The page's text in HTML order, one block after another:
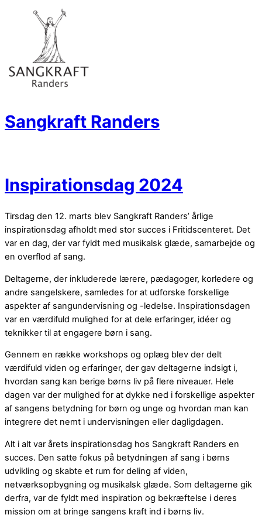
Sangkraft Randers
Inspirationsdag 2024
Tirsdag den 12. marts blev Sangkraft Randers’ årlige
inspirationsdag afholdt med stor succes i Fritidscenteret. Det
var en dag, der var fyldt med musikalsk glæde, samarbejde og
en overflod af sang.
Deltagerne, der inkluderede lærere, pædagoger, korledere og
andre sangelskere, samledes for at udforske forskellige
aspekter af sangundervisning og -ledelse. Inspirationsdagen
var en værdifuld mulighed for at dele erfaringer, idéer og
teknikker til at engagere børn i sang.
Gennem en række workshops og oplæg blev der delt
værdifuld viden og erfaringer, der gav deltagerne indsigt i,
hvordan sang kan berige børns liv på flere niveauer. Hele
dagen var der mulighed for at dykke ned i forskellige aspekter
af sangens betydning for børn og unge og hvordan man kan
integrere det nemt i undervisningen eller dagligdagen.
Alt i alt var årets inspirationsdag hos Sangkraft Randers en
succes. Den satte fokus på betydningen af sang i børns
udvikling og skabte et rum for deling af viden,
netværksopbygning og musikalsk glæde. Som deltagerne gik
derfra, var de fyldt med inspiration og bekræftelse i deres
mission om at bringe sangens kraft ind i børns liv.